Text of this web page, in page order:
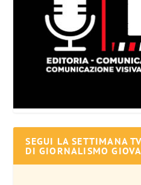
SEGUI LA SETTIMANA
DI GIORNALISMO